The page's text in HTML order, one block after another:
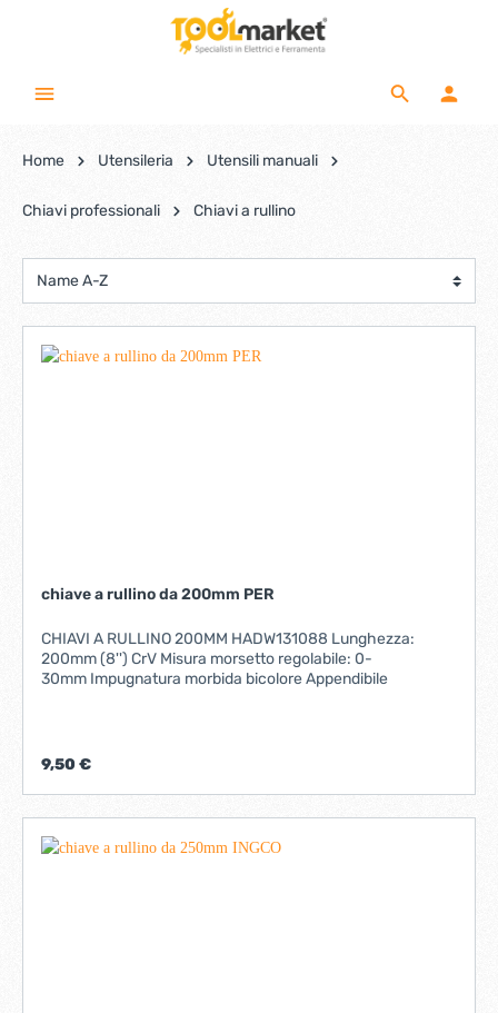
Home Utensileria Utensili manuali
Chiavi professionali Chiavi a rullino
chiave a rullino da 200mm PER
CHIAVI A RULLINO 200MM HADW131088 Lunghezza:
200mm (8'') CrV Misura morsetto regolabile: 0-
30mm Impugnatura morbida bicolore Appendibile
9,50 €